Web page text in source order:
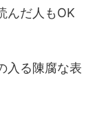
んだ人もOK
入る陳腐な表